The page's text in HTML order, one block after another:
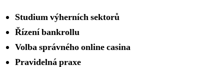
Studium výherních sektorů
Řízení bankrollu
Volba správného online casina
Pravidelná praxe